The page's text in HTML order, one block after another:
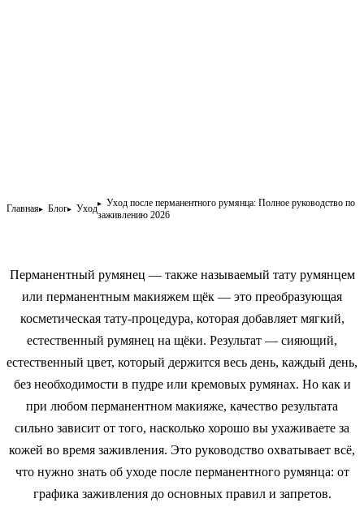
Главная Блог Уход
Уход после перманентного румянца: Полное руководство по
заживлению 2026
Перманентный румянец — также называемый тату румянцем
или перманентным макияжем щёк — это преобразующая
косметическая тату-процедура, которая добавляет мягкий,
естественный румянец на щёки. Результат — сияющий,
естественный цвет, который держится весь день, каждый день,
без необходимости в пудре или кремовых румянах. Но как и
при любом перманентном макияже, качество результата
сильно зависит от того, насколько хорошо вы ухаживаете за
кожей во время заживления. Это руководство охватывает всё,
что нужно знать об уходе после перманентного румянца: от
графика заживления до основных правил и запретов.